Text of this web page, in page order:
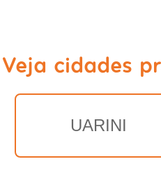
Veja cidades
UARINI